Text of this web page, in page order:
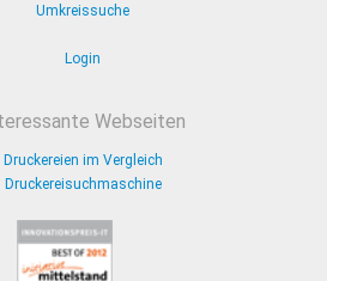
Umkreissuche
Login
Webseiten
Druckereien im Vergleich
Druckereisuchmaschine